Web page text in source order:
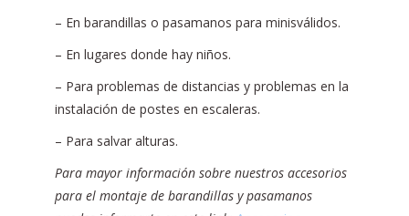
– En barandillas o pasamanos para minisválidos.
– En lugares donde hay niños.
– Para problemas de distancias y problemas en la
instalación de postes en escaleras.
– Para salvar alturas.
Para mayor información sobre nuestros accesorios
para el montaje de barandillas y pasamanos